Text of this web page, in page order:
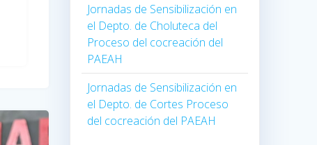
Jornadas de Sensibilización en
el Depto. de Choluteca del
Proceso del cocreación del
PAEAH
Jornadas de Sensibilización en
el Depto. de Cortes Proceso
del cocreación del PAEAH